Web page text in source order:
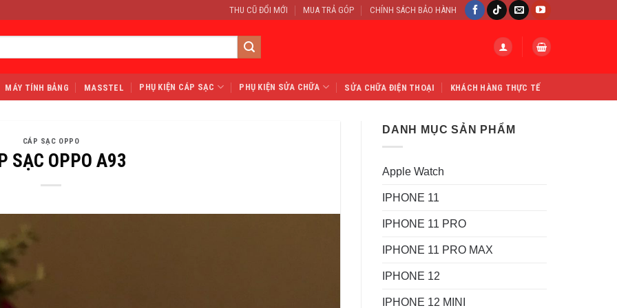
THU CŨ ĐỔI MỚI MUA TRẢ GÓP CHÍNH SÁCH BẢO HÀNH
MÁY TÍNH BẢNG MASSTEL PHỤ KIỆN CÁP SẠC PHỤ KIỆN SỬA CHỮA SỬA CHỮA ĐIỆN THOẠI KHÁCH HÀNG THỰC TẾ
CÁP SẠC OPPO
SẠC OPPO A93
DANH MỤC SẢN PHẨM
Apple Watch
IPHONE 11
IPHONE 11 PRO
IPHONE 11 PRO MAX
IPHONE 12
IPHONE 12 MINI